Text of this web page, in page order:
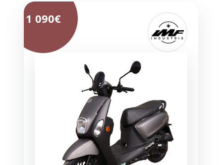
1 090€